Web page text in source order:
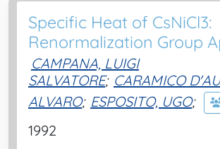
Specific Heat of CsNiCl3:
Renormalization Group
CAMPANA, LUIGI
SALVATORE; CARAMICO
ALVARO; ESPOSITO, UGO;
1992